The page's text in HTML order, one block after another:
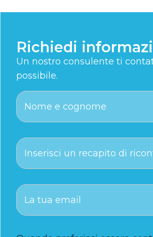
Richiedi
Un nostro consulente ti
possibile.